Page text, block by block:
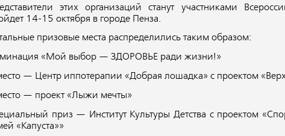
этих организаций станут участниками
14-15 октября в городе Пенза.
призовые места распределились таким образом:
«Мой выбор — ЗДОРОВЬЕ ради жизни!»
— Центр иппотерапии «Добрая лошадка» с проектом
— проект «Лыжи мечты»
приз — Институт Культуры Детства с проектом
«Капуста»»